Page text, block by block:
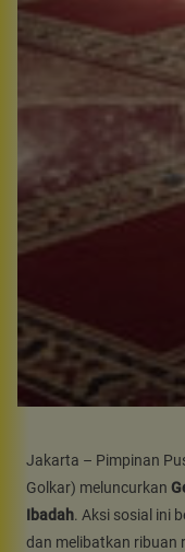
Jakarta – Pimpinan
Golkar) meluncurkan
Ibadah. Aksi sosial ini
dan melibatkan ribuan